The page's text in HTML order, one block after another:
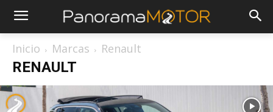
Inicio Marcas Renault
RENAULT